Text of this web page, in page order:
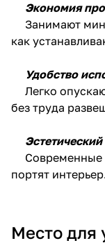
Экономия
Занимают
как
Удобство
Легко
без труда
Эстетический
Современные
портят
Место для